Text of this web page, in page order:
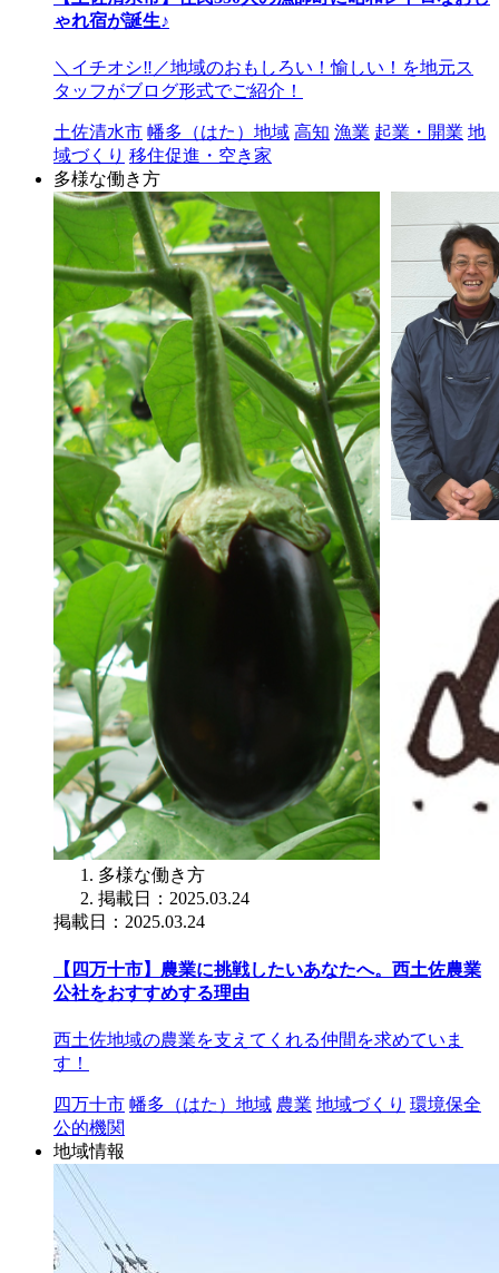
ゃれ宿が誕生♪
＼イチオシ‼／地域のおもしろい！愉しい！を地元ス
タッフがブログ形式でご紹介！
土佐清水市 幡多（はた）地域 高知 漁業 起業・開業 地
域づくり 移住促進・空き家
多様な働き方
多様な働き方
掲載日：2025.03.24
掲載日：2025.03.24
【四万十市】農業に挑戦したいあなたへ。西土佐農業
公社をおすすめする理由
西土佐地域の農業を支えてくれる仲間を求めていま
す！
四万十市 幡多（はた）地域 農業 地域づくり 環境保全
公的機関
地域情報